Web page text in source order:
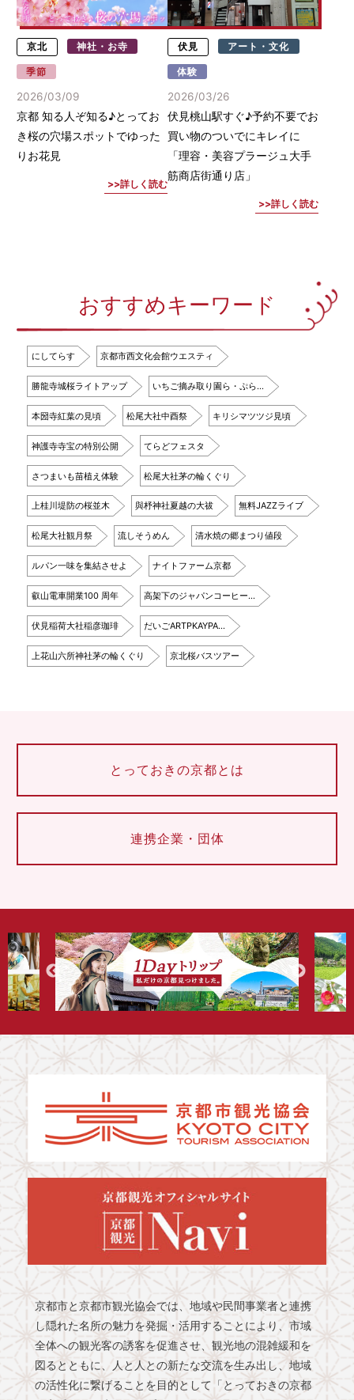
京北 神社・お寺
季節
2026/03/09
京都 知る人ぞ知る♪とってお
き桜の穴場スポットでゆった
りお花見
詳しく読む
伏見 アート・文化
体験
2026/03/26
伏見桃山駅すぐ♪予約不要でお
買い物のついでにキレイに
「理容・美容プラージュ大手
筋商店街通り店」
詳しく読む
おすすめキーワード
にしてらす 京都市西文化会館ウエスティ
勝龍寺城桜ライトアップ いちご摘み取り園ら・ぷら…
本圀寺紅葉の見頃 松尾大社中酉祭 キリシマツツジ見頃
神護寺寺宝の特別公開 てらどフェスタ
さつまいも苗植え体験 松尾大社茅の輪くぐり
上桂川堤防の桜並木 與杼神社夏越の大祓 無料JAZZライブ
松尾大社観月祭 流しそうめん 清水焼の郷まつり値段
ルパン一味を集結させよ ナイトファーム京都
叡山電車開業100 周年 高架下のジャパンコーヒー…
伏見稲荷大社稲彦珈琲 だいごARTPKAYPA…
上花山六所神社茅の輪くぐり 京北桜バスツアー
とっておきの京都とは
連携企業・団体
京都市と京都市観光協会では、地域や民間事業者と連携
し隠れた名所の魅力を発掘・活用することにより、市域
全体への観光客の誘客を促進させ、観光地の混雑緩和を
図るとともに、人と人との新たな交流を生み出し、地域
の活性化に繋げることを目的として「とっておきの京都